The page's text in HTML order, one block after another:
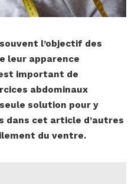
l’objectif des
leur apparence
important de
abdominaux
solution pour y
dans cet article d’autres
du ventre.